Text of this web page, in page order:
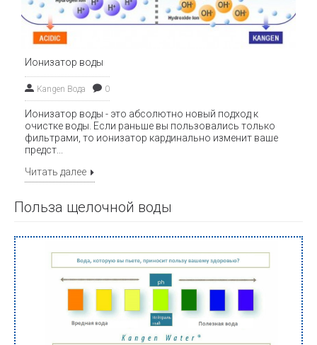
Ионизатор воды
Kangen Вода 0
Ионизатор воды - это абсолютно новый подход к
очистке воды. Если раньше вы пользовались только
фильтрами, то ионизатор кардинально изменит ваше
предст...
Читать далее
Польза щелочной воды